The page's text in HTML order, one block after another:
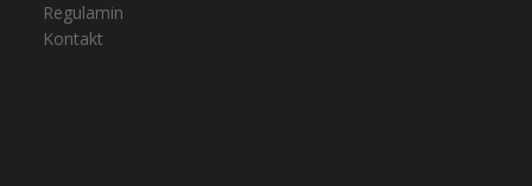
Regulamin
Kontakt